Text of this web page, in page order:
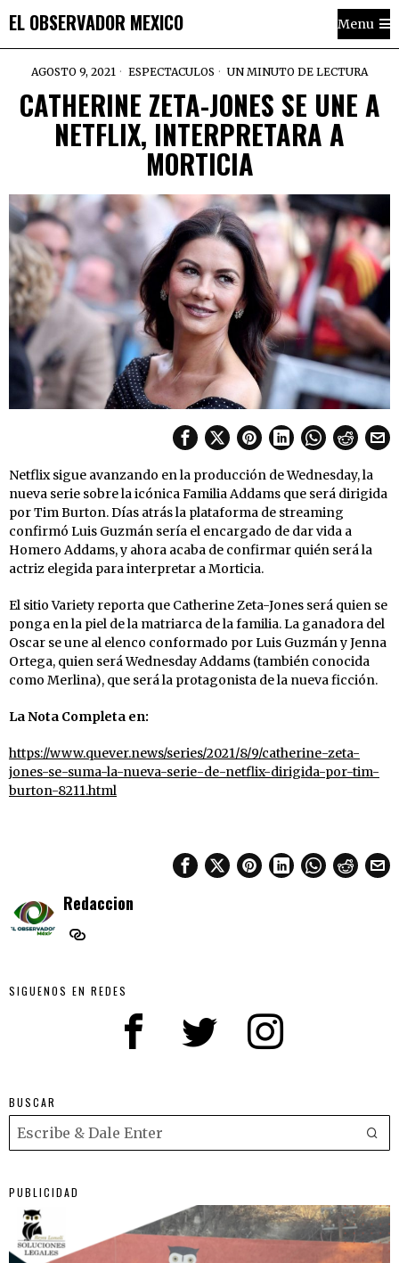
EL OBSERVADOR MEXICO Menu
AGOSTO 9, 2021 ESPECTACULOS UN MINUTO DE LECTURA
CATHERINE ZETA-JONES SE UNE A
NETFLIX, INTERPRETARA A
MORTICIA
Netflix sigue avanzando en la producción de Wednesday, la
nueva serie sobre la icónica Familia Addams que será dirigida
por Tim Burton. Días atrás la plataforma de streaming
confirmó Luis Guzmán sería el encargado de dar vida a
Homero Addams, y ahora acaba de confirmar quién será la
actriz elegida para interpretar a Morticia.
El sitio Variety reporta que Catherine Zeta-Jones será quien se
ponga en la piel de la matriarca de la familia. La ganadora del
Oscar se une al elenco conformado por Luis Guzmán y Jenna
Ortega, quien será Wednesday Addams (también conocida
como Merlina), que será la protagonista de la nueva ficción.
La Nota Completa en:
https://www.quever.news/series/2021/8/9/catherine-zeta-
jones-se-suma-la-nueva-serie-de-netflix-dirigida-por-tim-
burton-8211.html
Redaccion
SIGUENOS EN REDES
BUSCAR
PUBLICIDAD